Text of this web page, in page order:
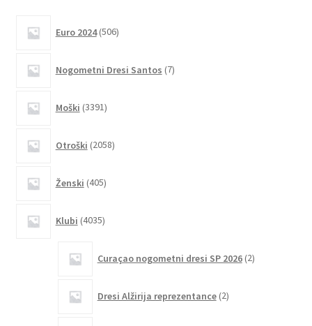
Euro 2024 506izdelkov
Nogometni Dresi Santos 7izdelkov
Moški 3391izdelkov
Otroški 2058izdelkov
Ženski 405izdelkov
Klubi 4035izdelkov
Curaçao nogometni dresi SP 2026 2izdelka
Dresi Alžirija reprezentance 2izdelka